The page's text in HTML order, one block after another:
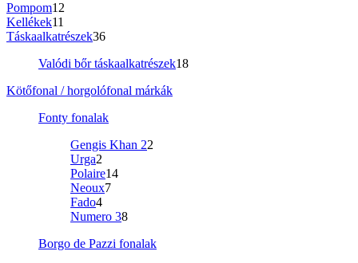
Pompom12
Kellékek11
Táskaalkatrészek36
Valódi bőr táskaalkatrészek18
Kötőfonal / horgolófonal márkák
Fonty fonalak
Gengis Khan 22
Urga2
Polaire14
Neoux7
Fado4
Numero 38
Borgo de Pazzi fonalak